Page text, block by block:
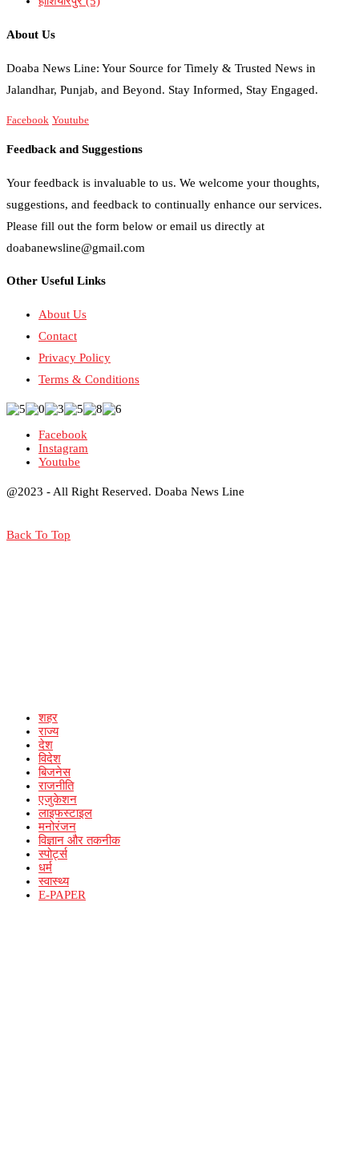
About Us
Doaba News Line: Your Source for Timely & Trusted News in
Jalandhar, Punjab, and Beyond. Stay Informed, Stay Engaged.
Facebook Youtube
Feedback and Suggestions
Your feedback is invaluable to us. We welcome your thoughts,
suggestions, and feedback to continually enhance our services.
Please fill out the form below or email us directly at
doabanewsline@gmail.com
Other Useful Links
About Us
Contact
Privacy Policy
Terms & Conditions
Facebook
Instagram
Youtube
@2023 - All Right Reserved. Doaba News Line
Back To Top
शहर
राज्य
देश
विदेश
बिजनेस
राजनीति
एजुकेशन
लाइफस्टाइल
मनोरंजन
विज्ञान और तकनीक
स्पोर्ट्स
धर्म
स्वास्थ्य
E-PAPER